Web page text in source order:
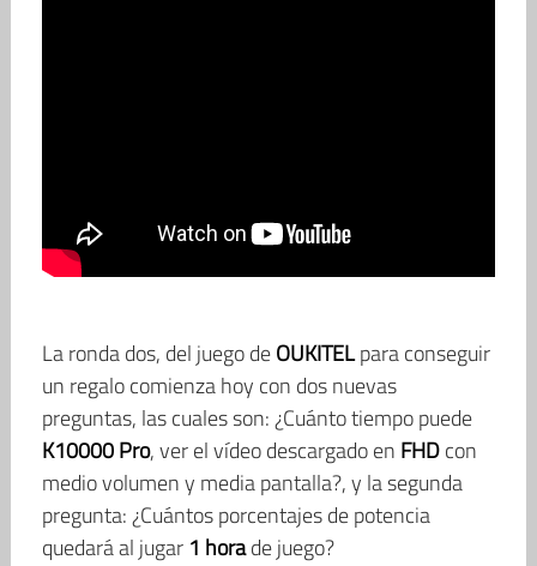
La ronda dos, del juego deOUKITELpara conseguir
un regalo comienza hoy con dos nuevas
preguntas, las cuales son: ¿Cuánto tiempo puede
K10000 Pro, ver el vídeo descargado en FHDcon
medio volumen y media pantalla?, y la segunda
pregunta: ¿Cuántos porcentajes de potencia
quedará al jugar 1 horade juego?